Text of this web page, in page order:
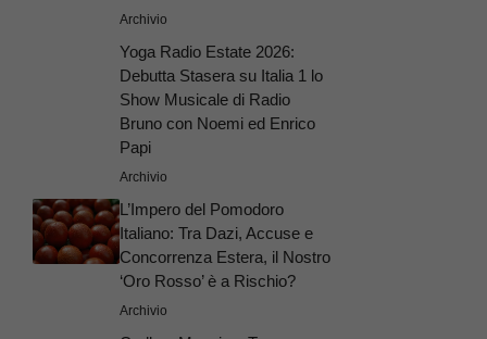
Archivio
Yoga Radio Estate 2026:
Debutta Stasera su Italia 1 lo
Show Musicale di Radio
Bruno con Noemi ed Enrico
Papi
Archivio
L’Impero del Pomodoro
Italiano: Tra Dazi, Accuse e
Concorrenza Estera, il Nostro
‘Oro Rosso’ è a Rischio?
Archivio